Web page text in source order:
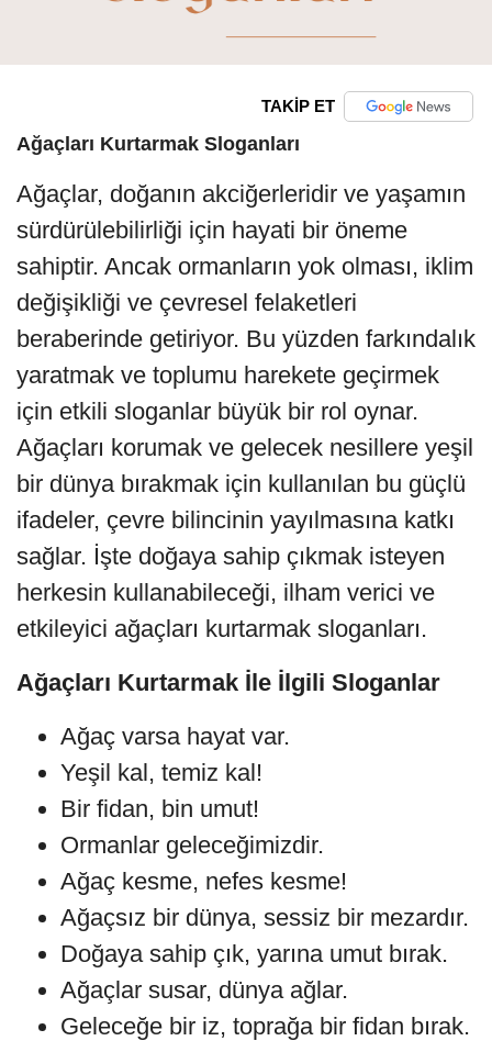
TAKİP ET
Ağaçları Kurtarmak Sloganları
Ağaçlar, doğanın akciğerleridir ve yaşamın
sürdürülebilirliği için hayati bir öneme
sahiptir. Ancak ormanların yok olması, iklim
değişikliği ve çevresel felaketleri
beraberinde getiriyor. Bu yüzden farkındalık
yaratmak ve toplumu harekete geçirmek
için etkili sloganlar büyük bir rol oynar.
Ağaçları korumak ve gelecek nesillere yeşil
bir dünya bırakmak için kullanılan bu güçlü
ifadeler, çevre bilincinin yayılmasına katkı
sağlar. İşte doğaya sahip çıkmak isteyen
herkesin kullanabileceği, ilham verici ve
etkileyici ağaçları kurtarmak sloganları.
Ağaçları Kurtarmak İle İlgili Sloganlar
Ağaç varsa hayat var.
Yeşil kal, temiz kal!
Bir fidan, bin umut!
Ormanlar geleceğimizdir.
Ağaç kesme, nefes kesme!
Ağaçsız bir dünya, sessiz bir mezardır.
Doğaya sahip çık, yarına umut bırak.
Ağaçlar susar, dünya ağlar.
Geleceğe bir iz, toprağa bir fidan bırak.